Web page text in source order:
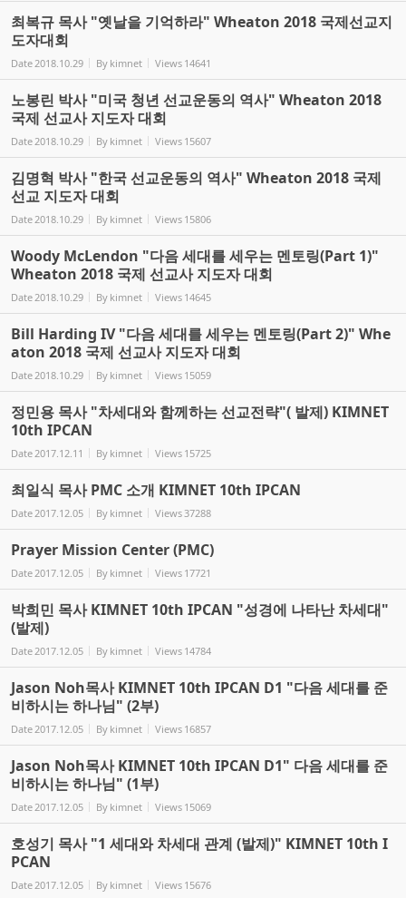
최복규 목사 "옛날을 기억하라" Wheaton 2018 국제선교지
도자대회
Date2018.10.29 By kimnet Views 14641
노봉린 박사 "미국 청년 선교운동의 역사" Wheaton 2018
국제 선교사 지도자 대회
Date2018.10.29 By kimnet Views 15607
김명혁 박사 "한국 선교운동의 역사" Wheaton 2018 국제
선교 지도자 대회
Date2018.10.29 By kimnet Views 15806
Woody McLendon "다음 세대를 세우는 멘토링(Part 1)"
Wheaton 2018 국제 선교사 지도자 대회
Date2018.10.29 By kimnet Views 14645
Bill Harding IV "다음 세대를 세우는 멘토링(Part 2)" Whe
aton 2018 국제 선교사 지도자 대회
Date2018.10.29 By kimnet Views 15059
정민용 목사 "차세대와 함께하는 선교전략"( 발제) KIMNET
10th IPCAN
Date2017.12.11 By kimnet Views 15725
최일식 목사 PMC 소개 KIMNET 10th IPCAN
Date2017.12.05 By kimnet Views37288
Prayer Mission Center (PMC)
Date2017.12.05 By kimnet Views 17721
박희민 목사 KIMNET 10th IPCAN "성경에 나타난 차세대"
(발제)
Date2017.12.05 By kimnet Views 14784
Jason Noh목사 KIMNET 10th IPCAN D1 "다음 세대를 준
비하시는 하나님" (2부)
Date2017.12.05 By kimnet Views 16857
Jason Noh목사 KIMNET 10th IPCAN D1" 다음 세대를 준
비하시는 하나님" (1부)
Date2017.12.05 By kimnet Views 15069
호성기 목사 "1 세대와 차세대 관계 (발제)" KIMNET 10th I
PCAN
Date2017.12.05 By kimnet Views 15676